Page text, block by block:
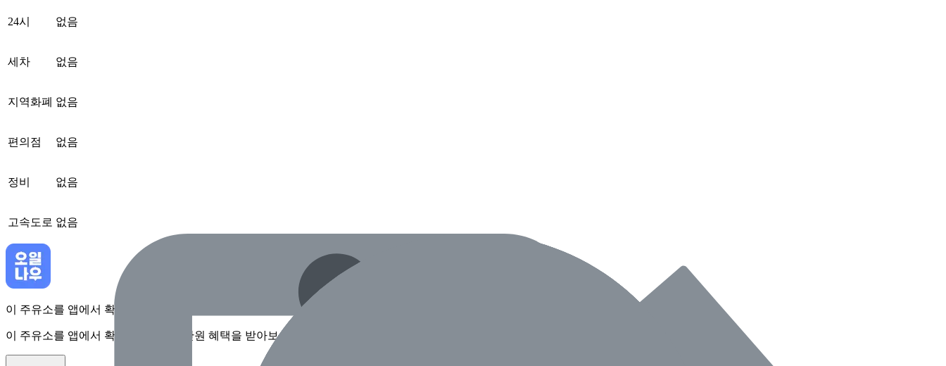
24시 없음
세차 없음
지역화폐 없음
편의점 없음
정비 없음
고속도로 없음
이 주유소를 앱에서 확인하고 최대 1만원 혜택을 받아보세요
이 주유소를 앱에서 확인하고 최대 1만원 혜택을 받아보세요